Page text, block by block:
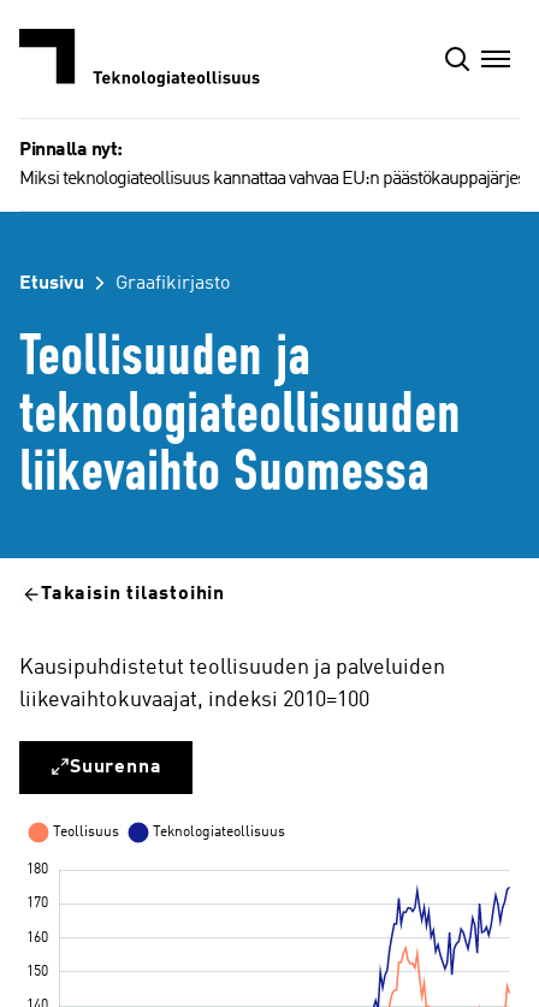
Pinnalla nyt:
Miksi teknologiateollisuus kannattaa vahvaa EU:n
Etusivu Graafikirjasto
Teollisuuden ja
teknologiateollisuuden
liikevaihto Suomessa
Takaisin tilastoihin
Kausipuhdistetut teollisuuden ja palveluiden
liikevaihtokuvaajat, indeksi 2010=100
Suurenna